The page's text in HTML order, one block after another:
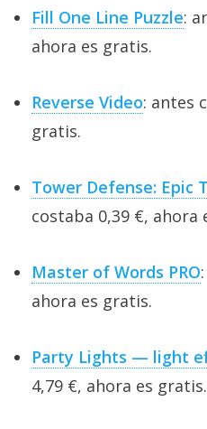
Fill One Line Puzzle:
ahora es gratis.
Reverse Video: antes
gratis.
Tower Defense: Epic
costaba 0,39 €, ahora
Master of Words PRO
ahora es gratis.
Party Lights — light
4,79 €, ahora es gratis.